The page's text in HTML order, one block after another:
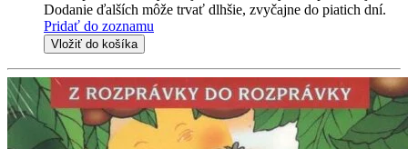
Dodanie ďalších môže trvať dlhšie, zvyčajne do piatich dní.
Pridať do zoznamu
Vložiť do košíka